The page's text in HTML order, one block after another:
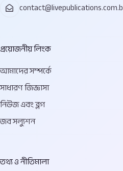
প্রয়োজনীয় লিংক
আমাদের সম্পর্কে
সাধারণ জিজ্ঞাসা
নিউজ এবং ব্লগ
জব সল্যুশন
তথ্য ও নীতিমালা